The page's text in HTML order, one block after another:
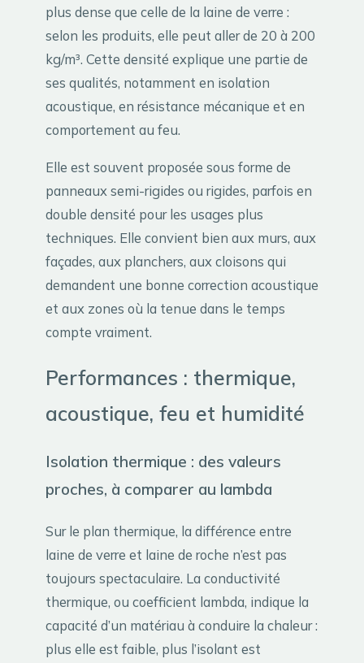
plus dense que celle de la laine de verre :
selon les produits, elle peut aller de 20 à 200
kg/m³. Cette densité explique une partie de
ses qualités, notamment en isolation
acoustique, en résistance mécanique et en
comportement au feu.
Elle est souvent proposée sous forme de
panneaux semi-rigides ou rigides, parfois en
double densité pour les usages plus
techniques. Elle convient bien aux murs, aux
façades, aux planchers, aux cloisons qui
demandent une bonne correction acoustique
et aux zones où la tenue dans le temps
compte vraiment.
Performances : thermique,
acoustique, feu et humidité
Isolation thermique : des valeurs
proches, à comparer au lambda
Sur le plan thermique, la différence entre
laine de verre et laine de roche n’est pas
toujours spectaculaire. La conductivité
thermique, ou coefficient lambda, indique la
capacité d’un matériau à conduire la chaleur :
plus elle est faible, plus l’isolant est